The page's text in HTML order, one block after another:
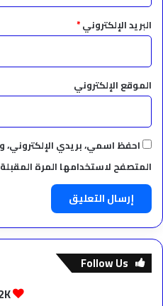
البريد الإلكتروني*
الموقع الإلكتروني
احفظ اسمي، بريدي الإلكتروني،
المتصفح لاستخدامها المرة
Follow Us